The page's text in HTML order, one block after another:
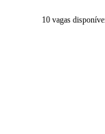
10 vagas